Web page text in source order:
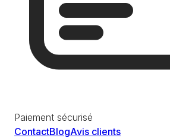
Paiement sécurisé
ContactBlogAvis clients